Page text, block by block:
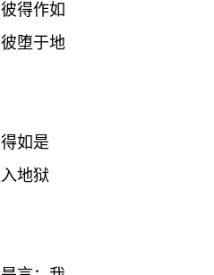
得作如
堕于地
如是
地狱